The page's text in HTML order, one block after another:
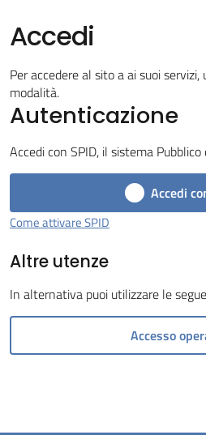
Vivere
Borgo
Tossignano
on-
Prenotazioni
gli
Accedi
Per accedere al sito a ai suoi
modalità.
Autenticazione
Accedi con SPID, il sistema
Accedi
Come attivare SPID
Altre utenze
In alternativa puoi utilizzare le
Accesso